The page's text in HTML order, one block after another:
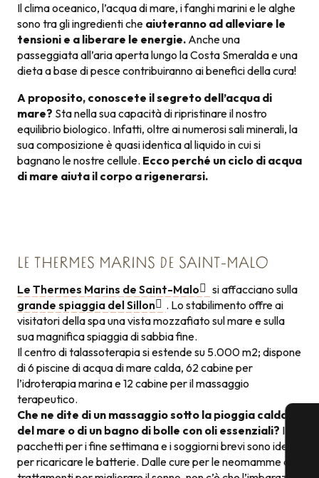
Il clima oceanico, l’acqua di mare, i fanghi marini e le alghe
sono tra gli ingredienti che aiuteranno ad alleviare le
tensioni e a liberare le energie. Anche una
passeggiata all’aria aperta lungo la Costa Smeralda e una
dieta a base di pesce contribuiranno ai benefici della cura!
A proposito, conoscete il segreto dell’acqua di
mare? Sta nella sua capacità di ripristinare il nostro
equilibrio biologico. Infatti, oltre ai numerosi sali minerali, la
sua composizione è quasi identica al liquido in cui si
bagnano le nostre cellule. Ecco perché un ciclo di acqua
di mare aiuta il corpo a rigenerarsi.
LE THERMES MARINS DE SAINT-MALO
Le Thermes Marins de Saint-Malo
si affacciano sulla
grande spiaggia del Sillon
. Lo stabilimento offre ai
visitatori della spa una vista mozzafiato sul mare e sulla
sua magnifica spiaggia di sabbia fine.
Il centro di talassoterapia si estende su 5.000 m2; dispone
di 6 piscine di acqua di mare calda, 62 cabine per
l’idroterapia marina e 12 cabine per il massaggio
terapeutico.
Che ne dite di un massaggio sotto la pioggia calda
del mare o di un bagno di bolle con oli essenziali? I
pacchetti per i fine settimana e i soggiorni brevi sono ideali
per ricaricare le batterie. Dalle cure per le neomamme ai